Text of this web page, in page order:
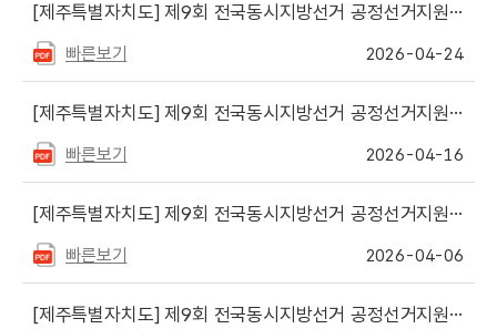
[제주특별자치도] 제9회 전국동시지방선거 공정선거지원단(추가 선거지원단) 최종 합격자 안내
빠른보기 2026-04-24
[제주특별자치도] 제9회 전국동시지방선거 공정선거지원단 추가 모집 안내
빠른보기 2026-04-16
[제주특별자치도] 제9회 전국동시지방선거 공정선거지원단 추가 모집 안내
빠른보기 2026-04-06
[제주특별자치도] 제9회 전국동시지방선거 공정선거지원단(추가 선거지원단) 최종 합격자 안내